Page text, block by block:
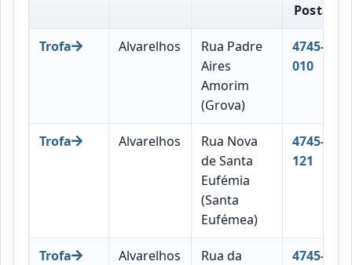
Postal
Trofa Alvarelhos
Rua Padre
Aires
Amorim
(Grova)
4745-
010
Trofa Alvarelhos
Rua Nova
de Santa
Eufémia
(Santa
Eufémea)
4745-
121
Trofa Alvarelhos
Rua da
4745-